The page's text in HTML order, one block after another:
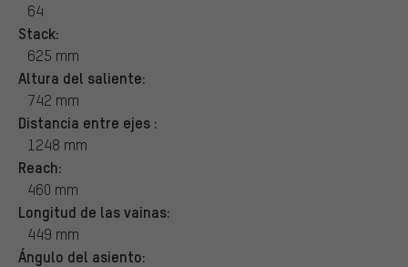
64
Stack:
625 mm
Altura del saliente:
742 mm
Distancia entre ejes :
1248 mm
Reach:
460 mm
Longitud de las vainas:
449 mm
Ángulo del asiento: